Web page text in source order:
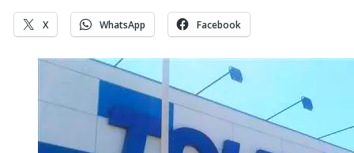
X WhatsApp Facebook